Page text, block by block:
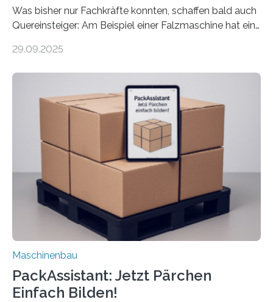
Was bisher nur Fachkräfte konnten, schaffen bald auch
Quereinsteiger: Am Beispiel einer Falzmaschine hat ein
Mensch-Maschine-Schnittstelle so sehr vereinfacht,
Die zugrunde liegende Methodik lässt sich auf alle
anderen Maschinen übertragen. Eine Falzmaschine
umzurüsten ist ein Job für echte Profis. Eine solche
Maschine faltet in Druckereien Broschüren, Prospekte,
Landkarten und vieles mehr – mehrere Zehntausend
Exemplare pro Stunde. Je nach Maschinentyp und
Auftrag kann das Umrüsten…
29.09.2025
Maschinenbau
PackAssistant: Jetzt Pärchen
Einfach Bilden!